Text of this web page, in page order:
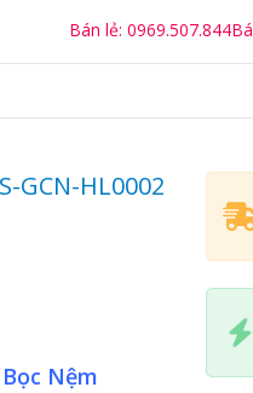
Bán lẻ: 0969.507.844
GCN-HL0002
Nệm